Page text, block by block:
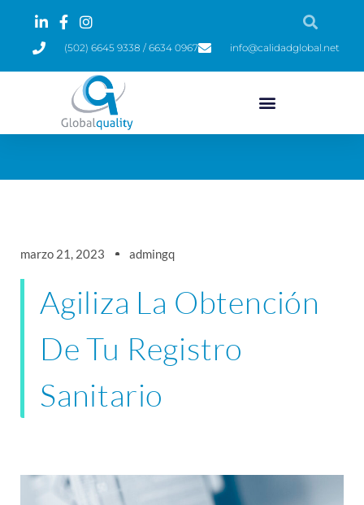
(502) 6645 9338 / 6634 0967 info@calidadglobal.net
marzo 21, 2023 admingq
Agiliza La Obtención
De Tu Registro
Sanitario